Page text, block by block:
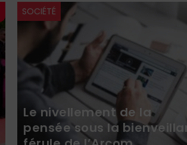
SOCIÉTÉ
Le nivellement de la
pensée sous la